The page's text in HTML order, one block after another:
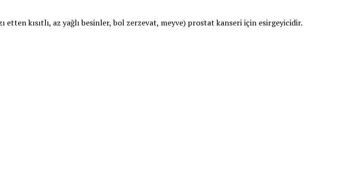
etten kısıtlı, az yağlı besinler, bol zerzevat, meyve) prostat kanseri için esirgeyicidir.